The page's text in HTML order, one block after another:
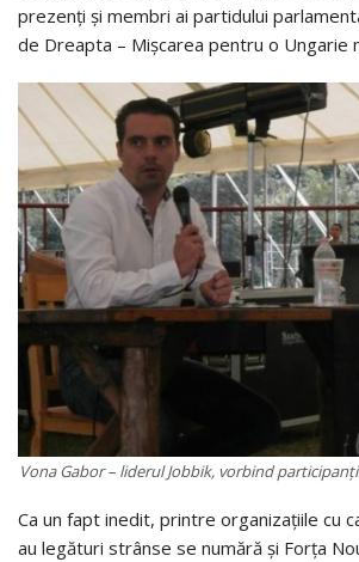
prezenţi şi membri ai partidului
de Dreapta – Mişcarea pentru o Ungarie
Vona Gabor – liderul Jobbik, vorbind
Ca un fapt inedit, printre organizaţiile cu
au legături strânse se numără şi Forţa